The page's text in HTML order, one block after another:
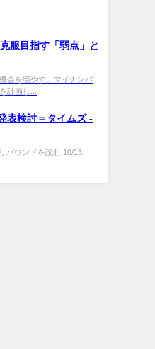
服目指す「弱点」と
会を増やす。マイナンバ
計画し...
表検討＝タイムズ -
バウンドを読む 10/13